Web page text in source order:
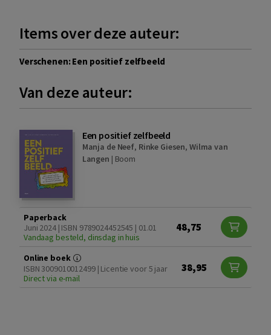
Items over deze auteur:
Verschenen: Een positief zelfbeeld
Van deze auteur:
Een positief zelfbeeld
Manja de Neef, Rinke Giesen, Wilma van
Langen | Boom
Paperback
Juni 2024 | ISBN 9789024452545 | 01.01
Vandaag besteld, dinsdag in huis
48,75
Online boek
ISBN 3009010012499 | Licentie voor 5 jaar
Direct via e-mail
38,95